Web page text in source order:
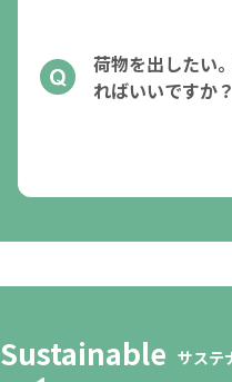
荷物を出したい
ればいいですか？
Sustainable サステ